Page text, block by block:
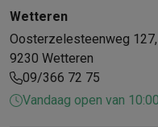
Wetteren
Oosterzelesteenweg 127,
9230 Wetteren
09/366 72 75
Vandaag open van